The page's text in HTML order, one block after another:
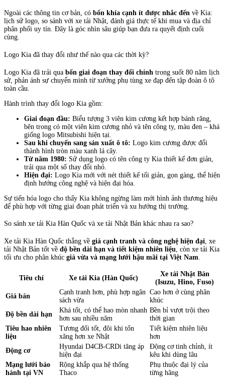
Ngoài các thông tin cơ bản, có bốn khía cạnh ít được nhắc đến về Kia:
lịch sử logo, so sánh với xe tải Nhật, đánh giá thực tế khi mua và địa chỉ
phân phối uy tín. Đây là góc nhìn sâu giúp bạn đưa ra quyết định cuối
cùng.
Logo Kia đã thay đổi như thế nào qua các thời kỳ?
Logo Kia đã trải qua bốn giai đoạn thay đổi chính trong suốt 80 năm lịch
sử, phản ánh sự chuyển mình từ xưởng phụ tùng xe đạp đến tập đoàn ô tô
toàn cầu.
Hành trình thay đổi logo Kia gồm:
Giai đoạn đầu: Biểu tượng 3 viên kim cương kết hợp bánh răng,
bên trong có một viên kim cương nhỏ và tên công ty, màu đen – khá
giống logo Mitsubishi hiện tại.
Sau khi chuyển sang sản xuất ô tô: Logo kim cương được đổi
thành hình tròn màu xanh lá cây.
Từ năm 1980: Sử dụng logo có tên công ty Kia thiết kế đơn giản,
trải qua một số thay đổi nhỏ.
Hiện đại: Logo Kia mới với nét thiết kế tối giản, gọn gàng, thể hiện
định hướng công nghệ và hiện đại hóa.
Sự tiến hóa logo cho thấy Kia không ngừng làm mới hình ảnh thương hiệu
để phù hợp với từng giai đoạn phát triển và xu hướng thị trường.
So sánh xe tải Kia Hàn Quốc và xe tải Nhật Bản khác nhau ra sao?
Xe tải Kia Hàn Quốc thắng về giá cạnh tranh và công nghệ hiện đại , xe
tải Nhật Bản tốt về độ bền dài hạn và tiết kiệm nhiên liệu , còn xe tải Kia
tối ưu cho phân khúc giá vừa và mạng lưới hậu mãi tại Việt Nam
Tiêu chí Xe tải Kia (Hàn Quốc)
Xe tải Nhật Bản
(Isuzu, Hino, Fuso)
Giá bán
Cạnh tranh hơn, phù hợp ngân
sách vừa
Cao hơn ở cùng phân
khúc
Độ bền dài hạn
Khá tốt, có thể hao mòn nhanh
hơn sau nhiều năm
Bền bỉ vượt trội theo
thời gian
Tiêu hao nhiên
liệu
Tương đối tốt, đôi khi tốn
xăng hơn xe Nhật
Tiết kiệm nhiên liệu
hơn
Động cơ
Hyundai D4CB-CRDi tăng áp
hiện đại
Động cơ tinh chỉnh, ít
kêu khi dùng lâu
Mạng lưới bảo
hành tại VN
Rộng khắp qua hệ thống
Thaco
Phụ thuộc đại lý của
từng hãng